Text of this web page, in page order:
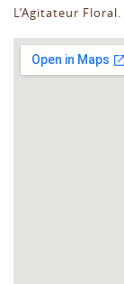
L’Agitateur Floral.